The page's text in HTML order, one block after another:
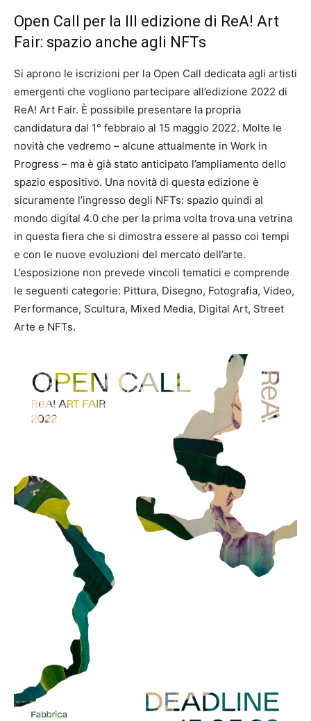
Open Call per la III edizione di ReA! Art
Fair: spazio anche agli NFTs
Si aprono le iscrizioni per la Open Call dedicata agli artisti
emergenti che vogliono partecipare all’edizione 2022 di
ReA! Art Fair. È possibile presentare la propria
candidatura dal 1° febbraio al 15 maggio 2022. Molte le
novità che vedremo – alcune attualmente in Work in
Progress – ma è già stato anticipato l’ampliamento dello
spazio espositivo. Una novità di questa edizione è
sicuramente l’ingresso degli NFTs: spazio quindi al
mondo digital 4.0 che per la prima volta trova una vetrina
in questa fiera che si dimostra essere al passo coi tempi
e con le nuove evoluzioni del mercato dell’arte.
L’esposizione non prevede vincoli tematici e comprende
le seguenti categorie: Pittura, Disegno, Fotografia, Video,
Performance, Scultura, Mixed Media, Digital Art, Street
Arte e NFTs.